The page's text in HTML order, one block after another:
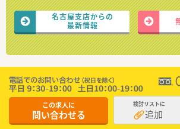
名古屋支店からの
最新情報
この求人に
問い合わせる
検討リストに
追加